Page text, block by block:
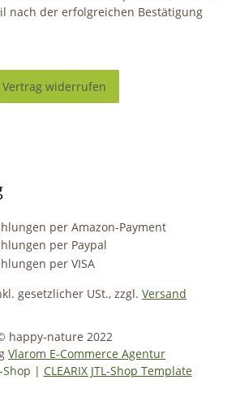
nach der erfolgreichen Bestätigung
Vertrag widerrufen
gesetzlicher USt., zzgl. Versand
happy-nature 2022
Vlarom E-Commerce Agentur
Shop | CLEARIX JTL-Shop Template